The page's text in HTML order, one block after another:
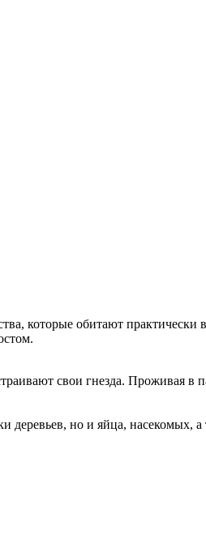
которые обитают
свои гнезда. Проживая в
деревьев, но и яйца, насекомых,